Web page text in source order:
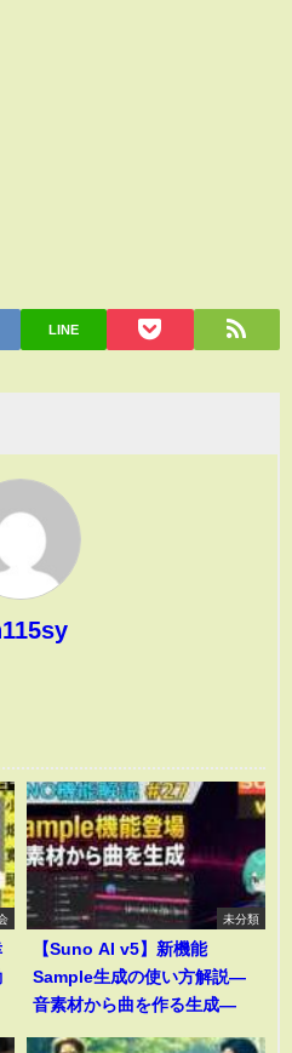
LINE
未分類
【Suno AI v5】新機能
Sample生成の使い方解説―
音素材から曲を作る生成―